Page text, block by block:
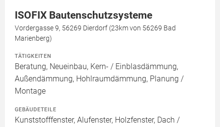
ISOFIX Bautenschutzsysteme
Vordergasse 9, 56269 Dierdorf (23km von 56269 Bad
Marienberg)
TÄTIGKEITEN
Beratung, Neueinbau, Kern- / Einblasdämmung,
Außendämmung, Hohlraumdämmung, Planung /
Montage
GEBÄUDETEILE
Kunststofffenster, Alufenster, Holzfenster, Dach /